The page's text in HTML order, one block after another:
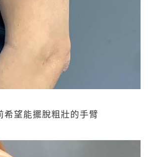
希望能擺脫粗壯的手臂